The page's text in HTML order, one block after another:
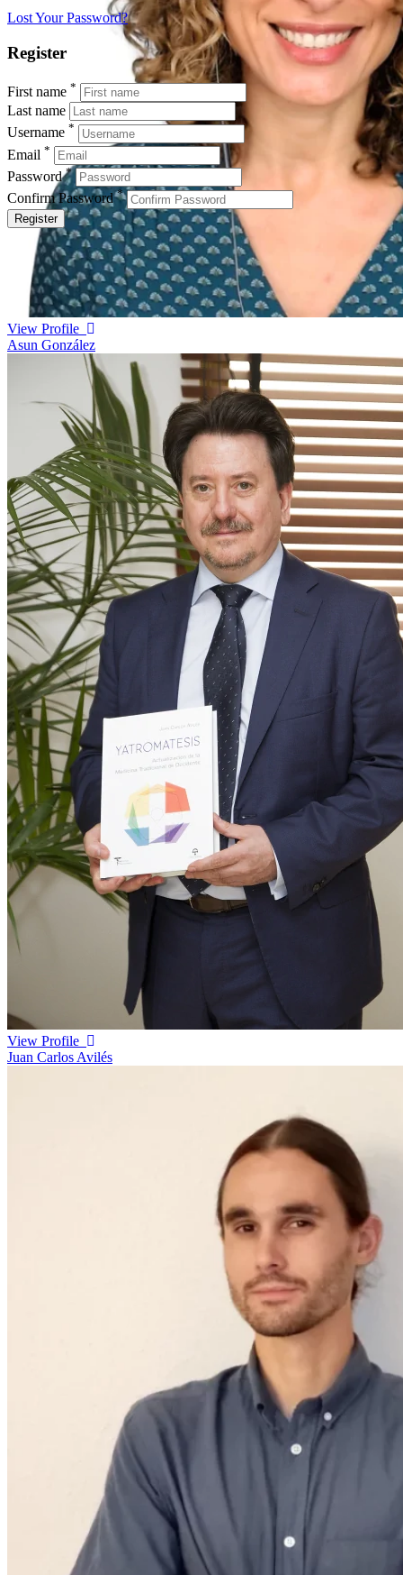
View Profile
Asun González
View Profile
Juan Carlos Avilés
Lost Your Password?
Register
First name *
Last name
Username *
Email *
Password *
Confirm Password *
Register